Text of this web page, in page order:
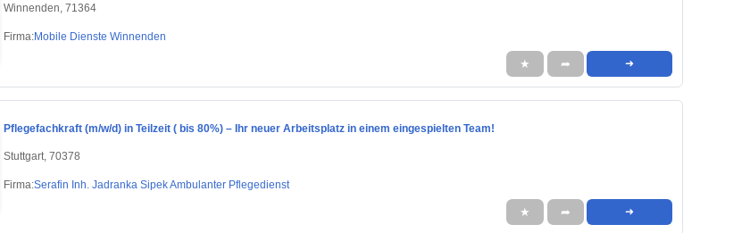
Winnenden, 71364
Firma:Mobile Dienste Winnenden
★ ➦ ➜
Pflegefachkraft (m/w/d) in Teilzeit ( bis 80%) – Ihr neuer Arbeitsplatz in einem eingespielten Team!
Stuttgart, 70378
Firma:Serafin Inh. Jadranka Sipek Ambulanter Pflegedienst
★ ➦ ➜